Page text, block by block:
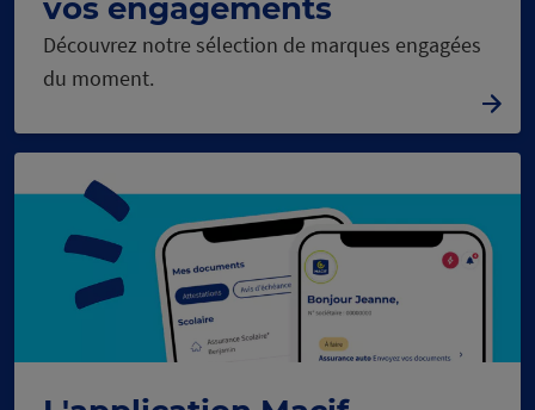
vos engagements
Découvrez notre sélection de marques engagées
du moment.